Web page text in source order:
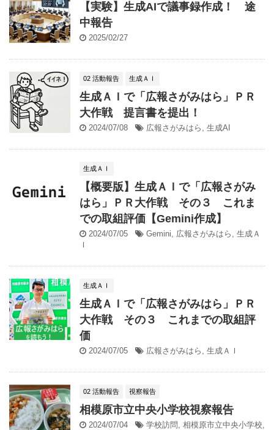
【実験】生成AIで議事録作成！ 途
中報告
2025/02/27
02 活動報告 生成ＡＩ
生成ＡＩで「広報さがみはら」ＰＲ
大作戦 提言書を提出！
2024/07/08 広報さがみはら , 生成AI
生成ＡＩ
【概要版】生成ＡＩで「広報さがみ
はら」ＰＲ大作戦 その３ これま
での取組評価【Gemini作成】
2024/07/05 Gemini, 広報さがみはら , 生成Ａ
Ｉ
生成ＡＩ
生成ＡＩで「広報さがみはら」ＰＲ
大作戦 その３ これまでの取組評
価
2024/07/05 広報さがみはら , 生成ＡＩ
02 活動報告 視察報告
相模原市立中央小学校視察報告
2024/07/04 学校訪問 , 相模原市立中央小学校,